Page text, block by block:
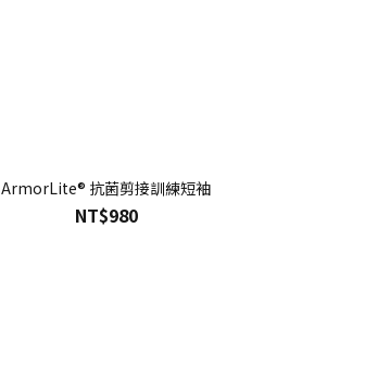
ArmorLite® 抗菌剪接訓練短袖
NT$980